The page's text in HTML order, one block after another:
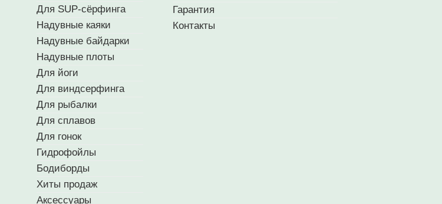
Для SUP-сёрфинга
Надувные каяки
Надувные байдарки
Надувные плоты
Для йоги
Для виндсерфинга
Для рыбалки
Для сплавов
Для гонок
Гидрофойлы
Бодиборды
Хиты продаж
Аксессуары
Гарантия
Контакты